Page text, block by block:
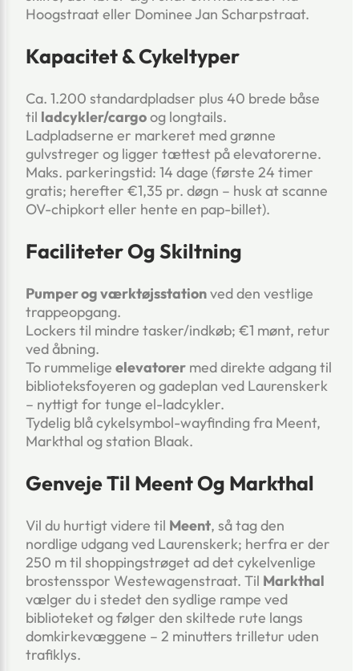
Hoogstraat eller Dominee Jan Scharpstraat.
Kapacitet & Cykeltyper
Ca. 1.200 standardpladser plus 40 brede båse
til ladcykler/cargoog longtails.
Ladpladserne er markeret med grønne
gulvstreger og ligger tættest på elevatorerne.
Maks. parkeringstid: 14 dage (første 24 timer
gratis; herefter €1,35 pr. døgn – husk at scanne
OV-chipkort eller hente en pap-billet).
Faciliteter Og Skiltning
Pumper og værktøjsstationved den vestlige
trappeopgang.
Lockers til mindre tasker/indkøb; €1 mønt, retur
ved åbning.
To rummelige elevatorer med direkte adgang til
biblioteksfoyeren og gadeplan ved Laurenskerk
– nyttigt for tunge el-ladcykler.
Tydelig blå cykelsymbol-wayfinding fra Meent,
Markthal og station Blaak.
Genveje Til Meent Og Markthal
Vil du hurtigt videre til Meent, så tag den
nordlige udgang ved Laurenskerk; herfra er der
250 m til shoppingstrøget ad det cykelvenlige
brostensspor Westewagenstraat. Til Markthal
vælger du i stedet den sydlige rampe ved
biblioteket og følger den skiltede rute langs
domkirkevæggene – 2 minutters trilletur uden
trafiklys.